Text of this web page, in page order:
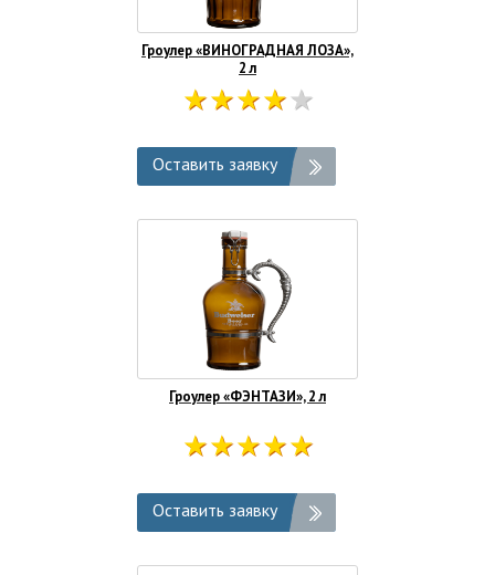
Гроулер «ВИНОГРАДНАЯ ЛОЗА»,
2 л
Оставить заявку
Гроулер «ФЭНТАЗИ», 2 л
Оставить заявку